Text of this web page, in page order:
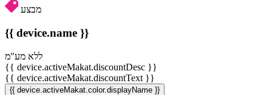
מבצע
{{ device.name }}
ללא מע"מ
{{ device.activeMakat.discountDesc }}
{{ device.activeMakat.discountText }}
{{ device.activeMakat.color.displayName }}